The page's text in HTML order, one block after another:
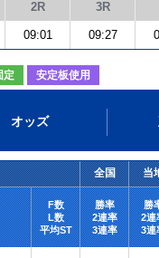
2R 3R
09:01 09:27
定 安定板使用
オッズ
全国 当
F数
L数
平均ST
勝率
2連率
3連率
勝
2連
3連